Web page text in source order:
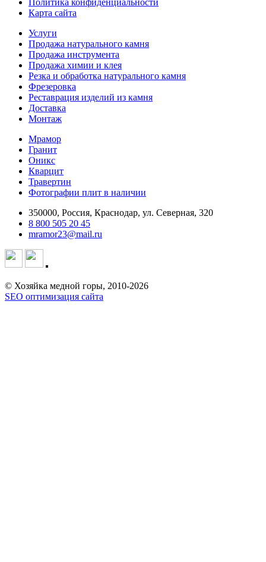
Политика конфиденциальности
Карта сайта
Услуги
Продажа натурального камня
Продажа инструмента
Продажа химии и клея
Резка и обработка натурального камня
Фрезеровка
Реставрация изделий из камня
Доставка
Монтаж
Мрамор
Гранит
Оникс
Кварцит
Травертин
Фотографии плит в наличии
350000, Россия, Краснодар, ул. Северная, 320
8 800 505 20 45
mramor23@mail.ru
© Хозяйка медной горы, 2010-2026
SEO оптимизация сайта